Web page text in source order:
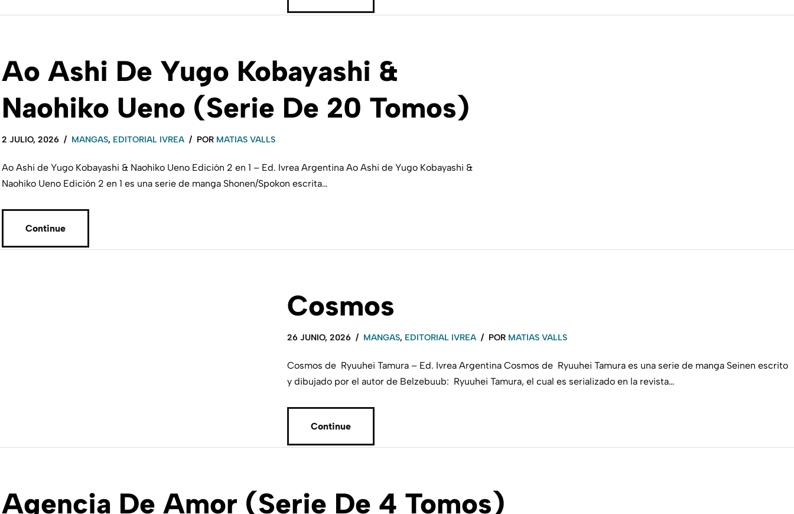
Ao Ashi De Yugo Kobayashi &
Naohiko Ueno (Serie De 20 Tomos)
2 JULIO, 2026 MANGAS, EDITORIAL IVREA POR MATIAS VALLS
Ao Ashi de Yugo Kobayashi & Naohiko Ueno Edición 2 en 1 – Ed. Ivrea Argentina Ao Ashi de Yugo Kobayashi &
Naohiko Ueno Edición 2 en 1 es una serie de manga Shonen/Spokon escrita…
Continue
Cosmos
26 JUNIO, 2026 MANGAS, EDITORIAL IVREA POR MATIAS VALLS
Cosmos de Ryuuhei Tamura – Ed. Ivrea Argentina Cosmos de Ryuuhei Tamura es una serie de manga Seinen escrito
y dibujado por el autor de Belzebuub: Ryuuhei Tamura, el cual es serializado en la revista…
Continue
Agencia De Amor (Serie De 4 Tomos)